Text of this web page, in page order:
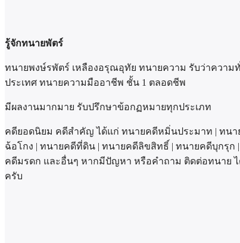
รู้จักทนายพัตร์
ทนายพงษ์รพัตร์ เหลืองอรุณอุทัย ทนายความ รับว่าความ
ประเทศ ทนายความมืออาชีพ ชั้น 1 ตลอดชีพ
มีผลงานมากมาย รับปรึกษาข้อกฏหมายทุกประเภท
คดียอดนิยม คดีสำคัญ ได้แก่ ทนายคดีหมิ่นประมาท | ทนา
ฉ้อโกง | ทนายคดีที่ดิน | ทนายคดีลิขสิทธิ์ | ทนายคดีบุกรุก
คดีมรดก และอื่นๆ หากมีปัญหา หรือคำถาม ติดต่อทนาย ไ
ครับ